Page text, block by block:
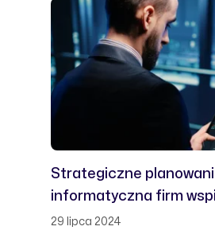
Strategiczne
informatyczna firm
29 lipca 2024